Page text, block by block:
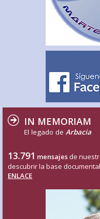
IN MEMORIAM
El legado de Arbacia
13.791 mensajes de
descubrir la base
ENLACE